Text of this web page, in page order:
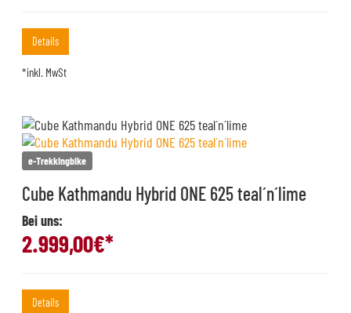
Details
*inkl. MwSt
e-Trekkingbike
Cube Kathmandu Hybrid ONE 625 teal´n´lime
Bei uns:
2.999,00€*
Details